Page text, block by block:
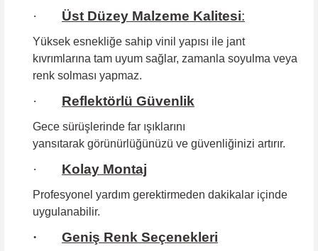
·
Üst Düzey Malzeme Kalitesi:
Yüksek esnekliğe sahip vinil yapısı ile jant
kıvrımlarına tam uyum sağlar, zamanla soyulma veya
renk solması yapmaz.
· Reflektörlü Güvenlik
Gece sürüşlerinde far ışıklarını
yansıtarak görünürlüğünüzü ve güvenliğinizi artırır.
· Kolay Montaj
Profesyonel yardım gerektirmeden dakikalar içinde
uygulanabilir.
· Geniş Renk Seçenekleri